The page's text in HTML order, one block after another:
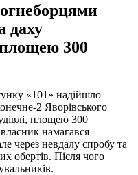
даху
площею 300
«101» надійшло
2 Яворівського
площею 300
намагався
через невдалу спробу та
обертів. Після чого